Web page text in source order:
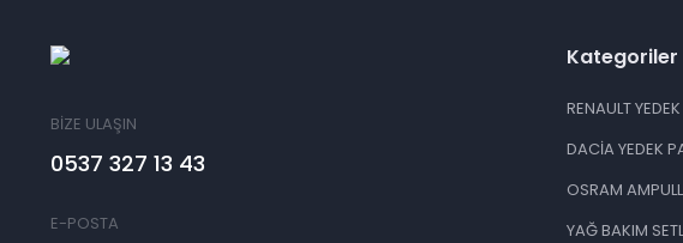
BİZE ULAŞIN
0537 327 13 43
E-POSTA
Kategoriler
RENAULT
DACİA YEDEK
OSRAM
YAĞ BAKIM